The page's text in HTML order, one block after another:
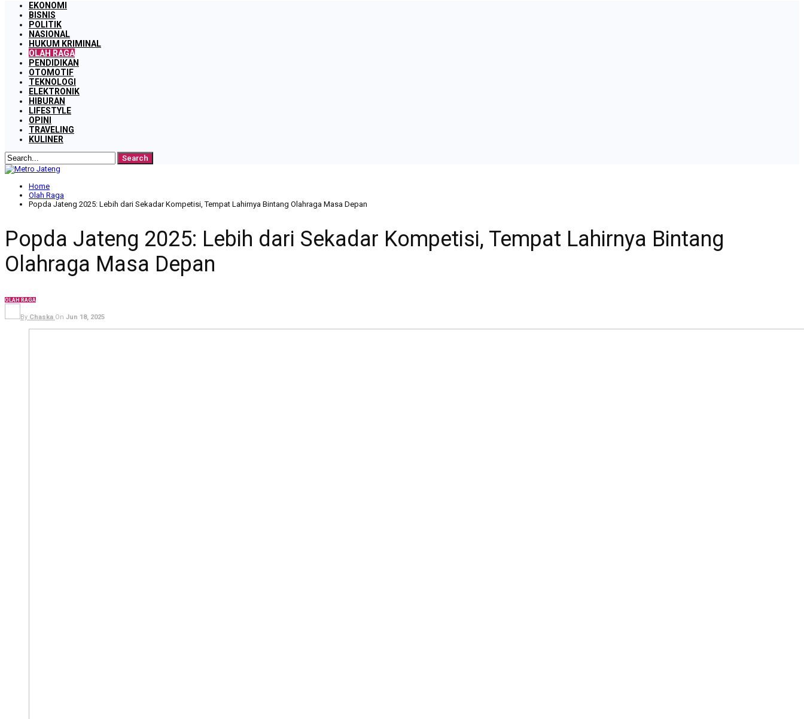
EKONOMI
BISNIS
POLITIK
NASIONAL
HUKUM KRIMINAL
OLAH RAGA
PENDIDIKAN
OTOMOTIF
TEKNOLOGI
ELEKTRONIK
HIBURAN
LIFESTYLE
OPINI
TRAVELING
KULINER
Home
Olah Raga
Popda Jateng 2025: Lebih dari Sekadar Kompetisi, Tempat Lahirnya Bintang Olahraga Masa Depan
Popda Jateng 2025: Lebih dari Sekadar Kompetisi, Tempat Lahirnya Bintang
Olahraga Masa Depan
OLAH RAGA
By Chaska On Jun 18, 2025